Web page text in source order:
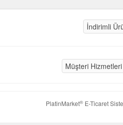
İndirimli
Müşteri Hizmetleri
PlatinMarket®E-Ticaret